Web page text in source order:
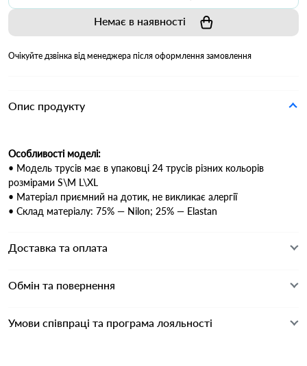
Немає в наявності
Очікуйте дзвінка від менеджера після оформлення замовлення
Опис продукту
Особливості моделі:
• Модель трусів має в упаковці 24 трусів різних кольорів
розмірами S\M L\XL
• Матеріал приємний на дотик, не викликає алергії
• Склад матеріалу: 75% ― Nilon; 25% ― Elastan
Доставка та оплата
Обмін та повернення
Умови співпраці та програма лояльності